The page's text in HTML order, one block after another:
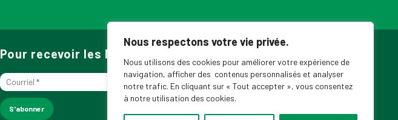
Nous respectons votre vie privée.
Nous utilisons des cookies pour améliorer votre expérience de
navigation, afficher des contenus personnalisés et analyser
notre trafic. En cliquant sur « Tout accepter », vous consentez
à notre utilisation des cookies.
Pour recevoir les Nouvelles du SPPEUQAM